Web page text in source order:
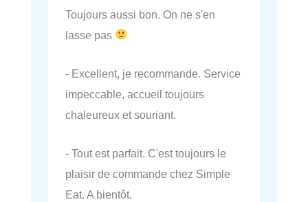
Toujours aussi bon. On ne s'en
lasse pas
- Excellent, je recommande. Service
impeccable, accueil toujours
chaleureux et souriant.
- Tout est parfait. C'est toujours le
plaisir de commande chez Simple
Eat. A bientôt.